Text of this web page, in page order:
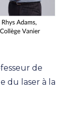
de
du laser à la